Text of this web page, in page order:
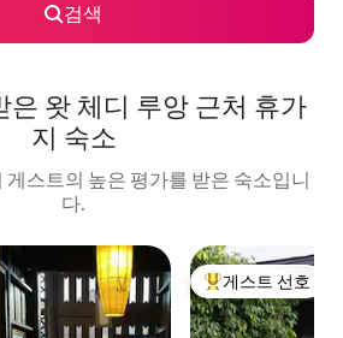
검색
은 왓 체디 루앙 근처 휴가
지 숙소
게스트의 높은 평가를 받은 숙소입니
다.
상위 게스트 선호
게스트 선호